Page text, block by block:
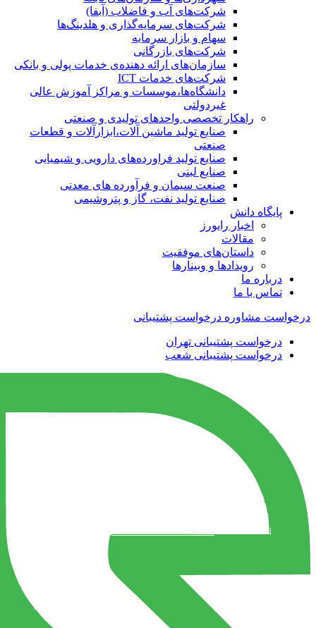
شرکت‌های آب و فاضلاب (آبفا)
شرکت‌های سرمایه‌گذاری و هلدینگ‌ها
سهام و بازار سرمایه
شرکت‌های بازرگانی
سازمان‌های ارائه دهنده‌ی خدمات پولی و بانکی
شرکت‌های خدمات ICT
دانشگاه‌ها،موسسات و مراکز آموزش عالی
غیردولتی
راهکار تخصصی واحدهای تولیدی و صنعتی
صنایع توليد ماشين آلات،ابزارآلات و قطعات
صنعتی
صنایع تولید فراورده‌های دارویی و شیمیایی
صنایع لبنی
صنعت سیمان و فرآورده های معدنی
صنایع تولید نفت، گاز و پتروشيمی
پایگاه دانش
اخبار رایورز
مقالات
داستان‌های موفقیت
رویدادها و وبینارها
درباره ما
تماس با ما
درخواست مشاوره درخواست پشتیبانی
درخواست پشتیبانی تهران
درخواست پشتیبانی شعب